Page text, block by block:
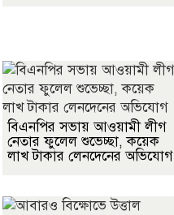
বিএনপির সভায় আওয়ামী লীগ
নেতার ফুলেল শুভেচ্ছা, কয়েক
লাখ টাকার লেনদেনের অভিযোগ